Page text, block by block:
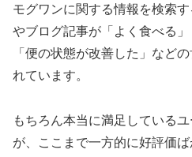
モグワンに関する情報を検索
やブログ記事が「よく食べる」
「便の状態が改善した」など
れています。
もちろん本当に満足している
が、ここまで一方的に好評価